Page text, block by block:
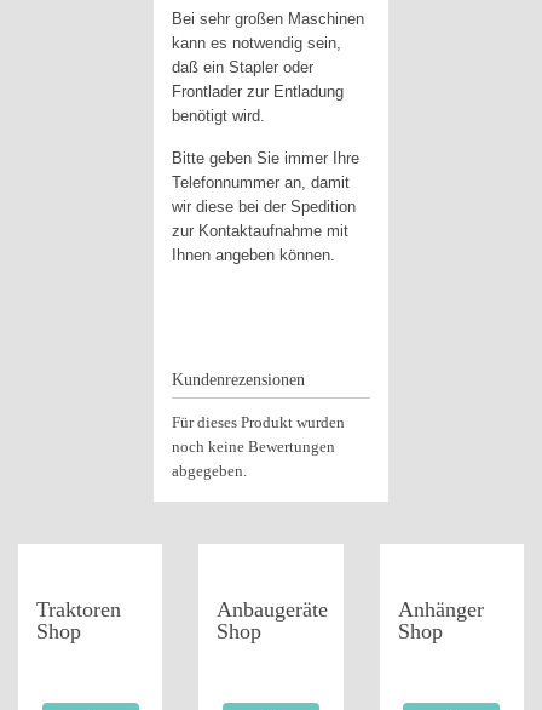
Bei sehr großen Maschinen
kann es notwendig sein,
daß ein Stapler oder
Frontlader zur Entladung
benötigt wird.
Bitte geben Sie immer Ihre
Telefonnummer an, damit
wir diese bei der Spedition
zur Kontaktaufnahme mit
Ihnen angeben können.
Kundenrezensionen
Für dieses Produkt wurden
noch keine Bewertungen
abgegeben.
Traktoren
Shop
Anbaugeräte
Shop
Anhänger
Shop